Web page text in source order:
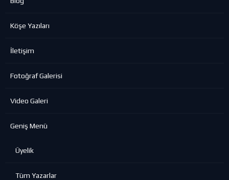
Köşe Yazıları
İletişim
Fotoğraf Galerisi
Video Galeri
Geniş Menü
Üyelik
Tüm Yazarlar